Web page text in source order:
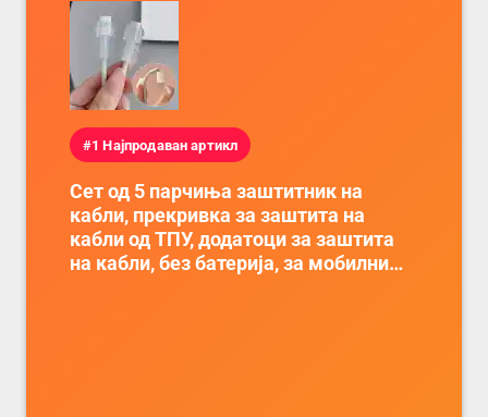
#1 Најпродаван артикл
Сет од 5 парчиња заштитник на
кабли, прекривка за заштита на
кабли од ТПУ, додатоци за заштита
на кабли, без батерија, за мобилни